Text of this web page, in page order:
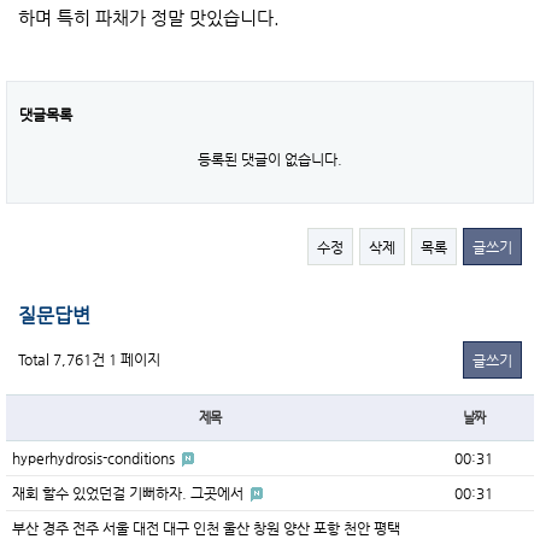
하며 특히 파채가 정말 맛있습니다.
댓글목록
등록된 댓글이 없습니다.
수정 삭제 목록 글쓰기
질문답변
Total 7,761건 1 페이지 글쓰기
제목 날짜
hyperhydrosis-conditions 00:31
재회 할수 있었던걸 기뻐하자. 그곳에서 00:31
부산 경주 전주 서울 대전 대구 인천 울산 창원 양산 포항 천안 평택